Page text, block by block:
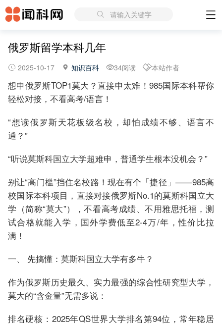
请输入关键字
俄罗斯留学本科几年
2025-10-17 知识百科 34阅读 本站作者
想申俄罗斯TOP1莫大？直接申太难！985国际本科帮你
轻松对接，不看高考/语言！
“想读俄罗斯天花板级名校，却怕成绩不够、语言不
通？”
“听说莫斯科国立大学超难申，普通学生根本没机会？”
别让“高门槛”挡住名校路！现在有个「捷径」——985高
校国际本科项目，直接对接俄罗斯No.1的莫斯科国立大
学（简称“莫大”），不看高考成绩、不用雅思托福，测
试合格就能入学，国外学费低至2-4万/年，性价比拉
满！
一、 先搞懂：莫斯科国立大学有多牛？
作为俄罗斯历史最久、实力最强的综合性研究型大学，
莫大的“含金量”无需多说：
排名硬核：2025年QS世界大学排名第94位，常年稳居